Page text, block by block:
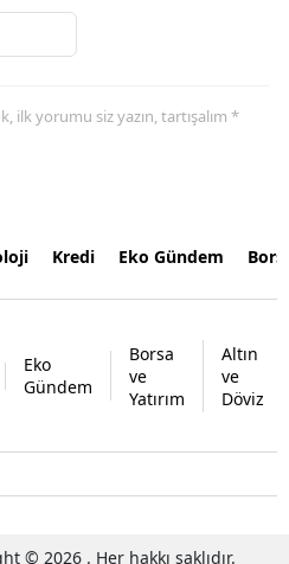
ilk yorumu siz yazın, tartışalım *
Kredi Eko Gündem
Eko
Gündem
Borsa
ve
Yatırım
Altın
ve
Döviz
© 2026 . Her hakkı saklıdır.